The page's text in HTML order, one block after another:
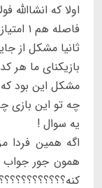
اولا که انشاالله
فاصله هم ۱ امتیازه و بازی اشکنک داره.
ثانیا مشکل از
بازیکنای ما هر
مشکل این بود که
چه تو این بازی
یه سوال !
اگه همین فردا
همون جور جواب